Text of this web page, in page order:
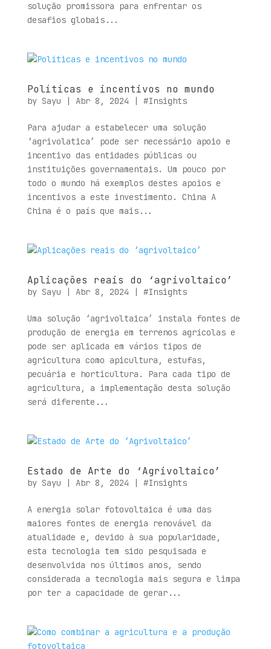
solução promissora para enfrentar os
desafios globais...
Políticas e incentivos no mundo
by Sayu | Abr 8, 2024 | #Insights
Para ajudar a estabelecer uma solução
‘agrivolatica’ pode ser necessário apoio e
incentivo das entidades públicas ou
instituições governamentais. Um pouco por
todo o mundo há exemplos destes apoios e
incentivos a este investimento. China A
China é o país que mais...
Aplicações reais do ‘agrivoltaico’
by Sayu | Abr 8, 2024 | #Insights
Uma solução ‘agrivoltaica’ instala fontes de
produção de energia em terrenos agrícolas e
pode ser aplicada em vários tipos de
agricultura como apicultura, estufas,
pecuária e horticultura. Para cada tipo de
agricultura, a implementação desta solução
será diferente...
Estado de Arte do ‘Agrivoltaico’
by Sayu | Abr 8, 2024 | #Insights
A energia solar fotovoltaica é uma das
maiores fontes de energia renovável da
atualidade e, devido à sua popularidade,
esta tecnologia tem sido pesquisada e
desenvolvida nos últimos anos, sendo
considerada a tecnologia mais segura e limpa
por ter a capacidade de gerar...